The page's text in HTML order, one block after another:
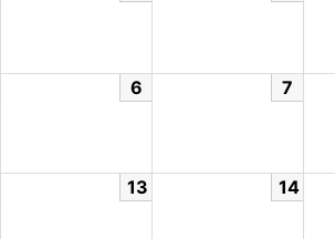
6 7
13 14